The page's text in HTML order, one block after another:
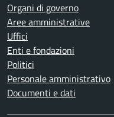
Organi di governo
Aree amministrative
Uffici
Enti e fondazioni
Politici
Personale amministrativo
Documenti e dati